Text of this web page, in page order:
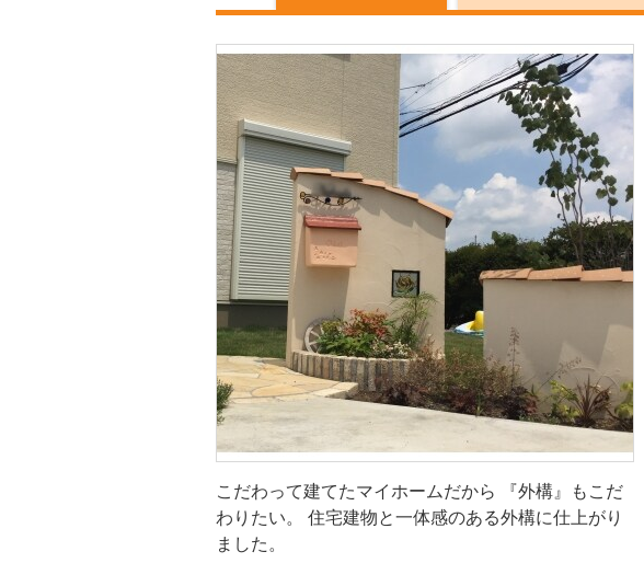
こだわって建てたマイホームだから 『外構』もこだ
わりたい。 住宅建物と一体感のある外構に仕上がり
ました。
外構・エクステリ